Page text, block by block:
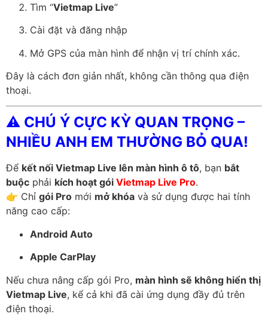
Tìm “Vietmap Live”
Cài đặt và đăng nhập
Mở GPS của màn hình để nhận vị trí chính xác.
Đây là cách đơn giản nhất, không cần thông qua điện
thoại.
⚠️ CHÚ Ý CỰC KỲ QUAN TRỌNG –
NHIỀU ANH EM THƯỜNG BỎ QUA!
Để kết nối Vietmap Live lên màn hình ô tô, bạn bắt
buộc phải kích hoạt gói Vietmap Live Pro.
👉 Chỉ gói Pro mới mở khóa và sử dụng được hai tính
năng cao cấp:
Android Auto
Apple CarPlay
Nếu chưa nâng cấp gói Pro, màn hình sẽ không hiển thị
Vietmap Live, kể cả khi đã cài ứng dụng đầy đủ trên
điện thoại.